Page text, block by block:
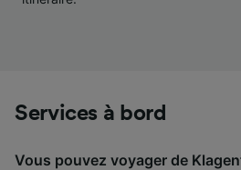
Services à bord
Vous pouvez voyager de